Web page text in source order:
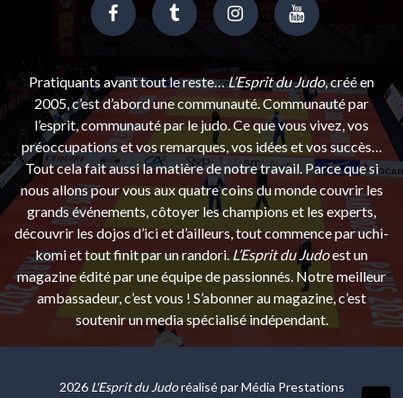
Pratiquants avant tout le reste…L’Esprit du Judo, créé en
2005, c’est d’abord une communauté. Communauté par
l’esprit, communauté par le judo. Ce que vous vivez, vos
préoccupations et vos remarques, vos idées et vos succès…
Tout cela fait aussi la matière de notre travail. Parce que si
nous allons pour vous aux quatre coins du monde couvrir les
grands événements, côtoyer les champions et les experts,
découvrir les dojos d’ici et d’ailleurs, tout commence par uchi-
komi et tout finit par un randori.L’Esprit du Judoest un
magazine édité par une équipe de passionnés. Notre meilleur
ambassadeur, c’est vous ! S’abonner au magazine, c’est
soutenir un media spécialisé indépendant.
2026 L'Esprit du Judoréalisé parMédia Prestations